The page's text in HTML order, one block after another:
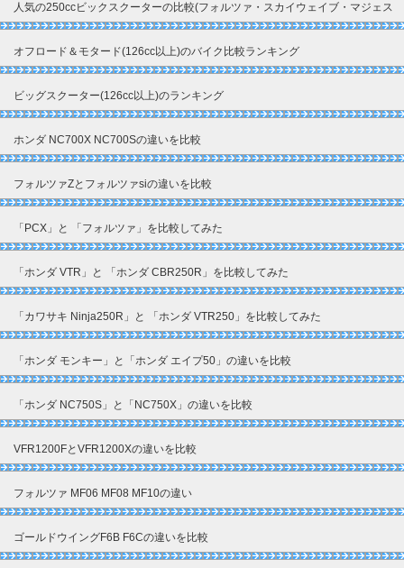
人気の250ccビックスクーターの比較(フォルツァ・スカイウェイブ・マジェス
ティ)
オフロード＆モタード(126cc以上)のバイク比較ランキング
ビッグスクーター(126cc以上)のランキング
ホンダ NC700X NC700Sの違いを比較
フォルツァZとフォルツァsiの違いを比較
「PCX」と 「フォルツァ」を比較してみた
「ホンダ VTR」と 「ホンダ CBR250R」を比較してみた
「カワサキ Ninja250R」と 「ホンダ VTR250」を比較してみた
「ホンダ モンキー」と「ホンダ エイプ50」の違いを比較
「ホンダ NC750S」と「NC750X」の違いを比較
VFR1200FとVFR1200Xの違いを比較
フォルツァ MF06 MF08 MF10の違い
ゴールドウイングF6B F6Cの違いを比較